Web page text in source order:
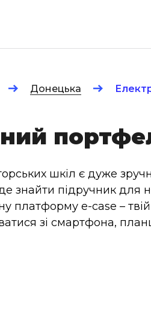
Донецька
шкіл є дуже
знайти підручник для
платформу e-case –
зі смартфона,